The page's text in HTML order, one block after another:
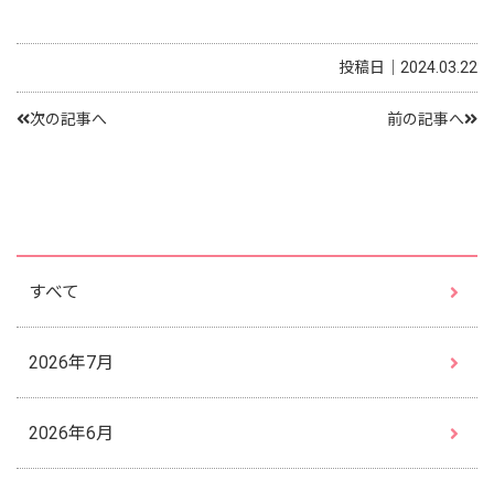
投稿日｜2024.03.22
次の記事へ 前の記事へ
すべて
2026年7月
2026年6月